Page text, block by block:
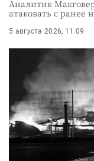
Аналитик
атаковать с
5 августа 2026, 11:09